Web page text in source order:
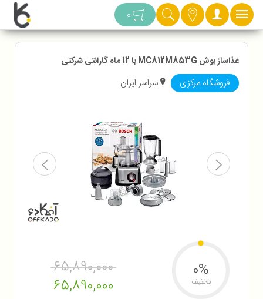
دسته بندی 0
غذاساز بوش MC812M853G با 12 ماه گارانتی شرکتی
فروشگاه مرکزی سراسر ایران
65,890,000
65,890,000
0%
تخفیف